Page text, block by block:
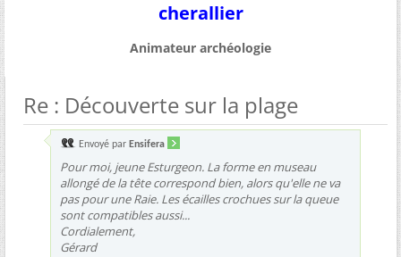
cherallier
Animateur archéologie
Re : Découverte sur la plage
Envoyé par Ensifera
Pour moi, jeune Esturgeon. La forme en museau
allongé de la tête correspond bien, alors qu'elle ne va
pas pour une Raie. Les écailles crochues sur la queue
sont compatibles aussi...
Cordialement,
Gérard